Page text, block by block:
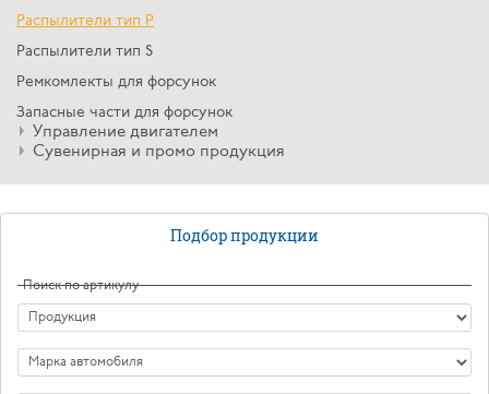
Распылители тип P
Распылители тип S
Ремкомлекты для форсунок
Запасные части для форсунок
Управление двигателем
Сувенирная и промо продукция
Подбор продукции